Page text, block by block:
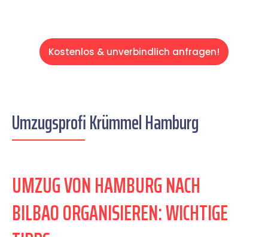
Kostenlos & unverbindlich anfragen!
Umzugsprofi Krümmel Hamburg
UMZUG VON HAMBURG NACH
BILBAO ORGANISIEREN: WICHTIGE